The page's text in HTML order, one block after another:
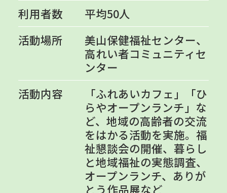
利用者数
平均50人
活動場所
美山保健福祉センター、
高れい者コミュニティセ
ンター
活動内容
「ふれあいカフェ」「ひ
らやオープンランチ」な
ど、地域の高齢者の交流
をはかる活動を実施。福
祉懇談会の開催、暮らし
と地域福祉の実態調査、
オープンランチ、ありが
とう作品展など